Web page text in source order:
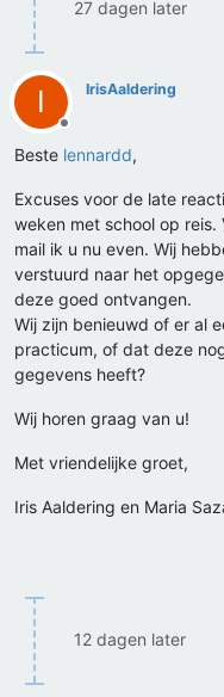
27 dagen later
I
Offline
IrisAaldering
Beste lennardd,
Excuses voor de late
weken met school op reis.
mail ik u nu even. Wij
verstuurd naar het
deze goed ontvangen.
Wij zijn benieuwd of er al
practicum, of dat deze
gegevens heeft?
Wij horen graag van u!
Met vriendelijke groet,
Iris Aaldering en Maria
12 dagen later